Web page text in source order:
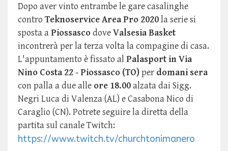
Dopo aver vinto entrambe le gare casalinghe
contro Teknoservice Area Pro 2020la serie si
sposta aPiossascodoveValsesia Basket
incontrerà per la terza volta la compagine di casa.
L'appuntamento è fissato alPalasport in Via
Nino Costa 22 - Piossasco (TO)per domani sera
con palla a due alle ore 18.00alzata dai Sigg.
Negri Luca di Valenza (AL) e Casabona Nico di
Caraglio (CN). Potrete seguire la diretta della
partita sul canale Twitch:
https://www.twitch.tv/churchtonimanero